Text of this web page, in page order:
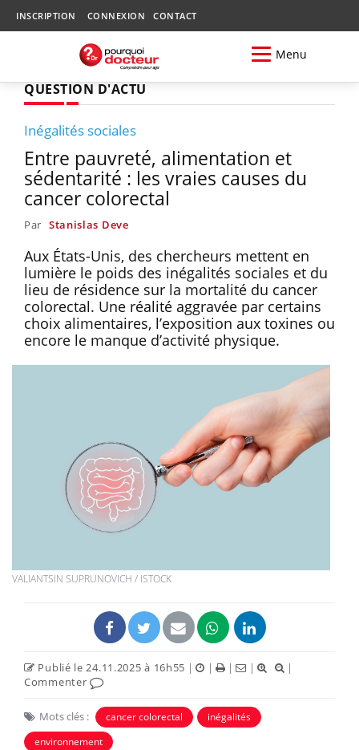
INSCRIPTION CONNEXION CONTACT
Menu
QUESTION D'ACTU
Inégalités sociales
Entre pauvreté, alimentation et
sédentarité : les vraies causes du
cancer colorectal
Par Stanislas Deve
Aux États-Unis, des chercheurs mettent en
lumière le poids des inégalités sociales et du
lieu de résidence sur la mortalité du cancer
colorectal. Une réalité aggravée par certains
choix alimentaires, l’exposition aux toxines ou
encore le manque d’activité physique.
VALIANTSIN SUPRUNOVICH / ISTOCK
Publié le 24.11.2025 à 16h55 | | | |
|
Commenter
Mots clés : cancer colorectal
inégalités
environnement